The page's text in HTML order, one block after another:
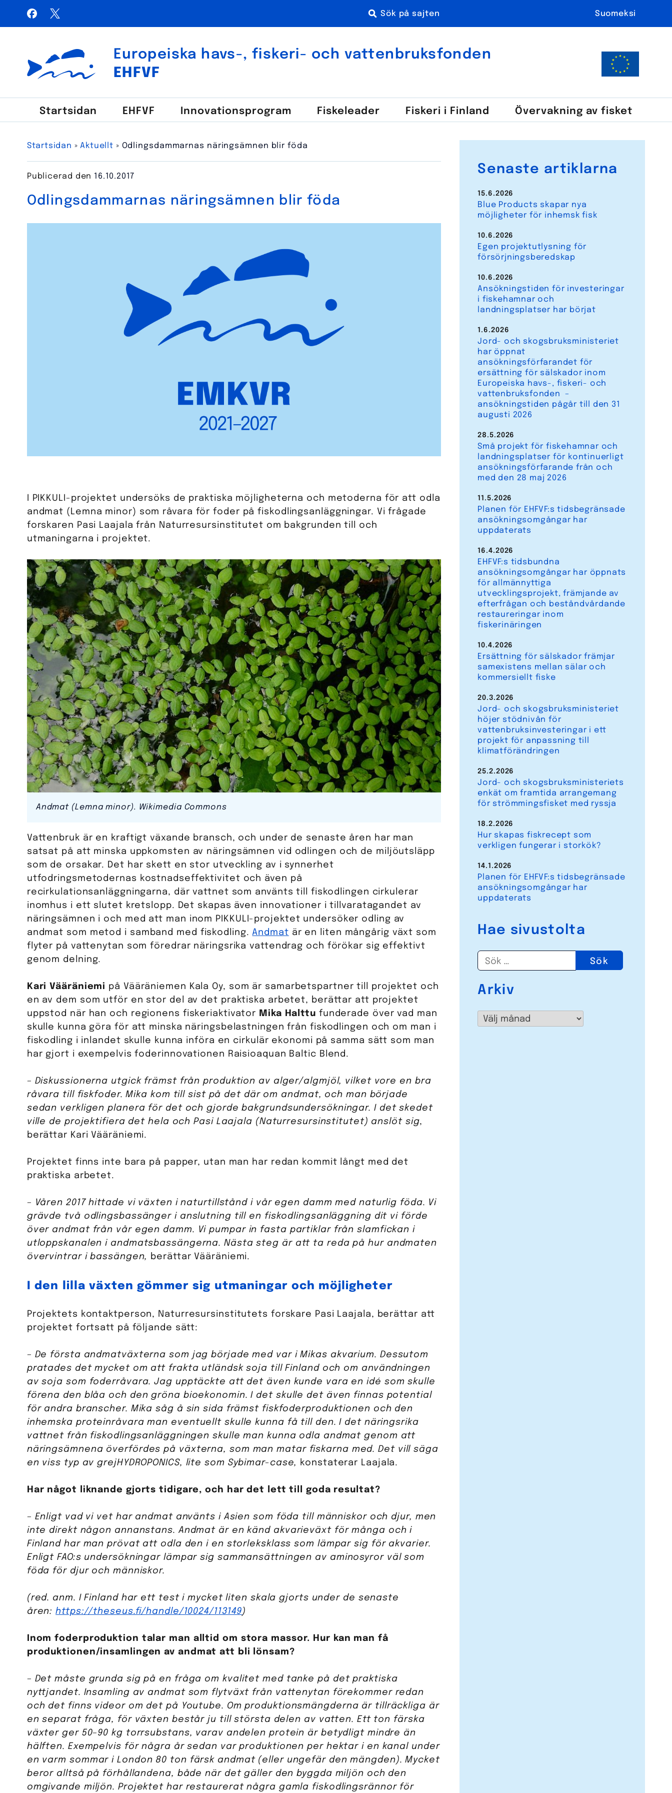
Facebook
Suomeksi
Euroopan meri-, kalatalous- ja vesiviljelyrahasto
Europeiska havs-, fiskeri- och vatten­bruks­fonden
EHFVF
Start­sidan EHFVF Innovations­program Fiske­leader Fiskeri i Finland Över­vakning av fisket
Startsidan »Aktuellt » Odlingsdammarnas näringsämnen blir föda
Odlingsdammarnas näringsämnen blir föda
Publicerad den 16.10.2017
I PIKKULI-projektet undersöks de praktiska möjligheterna och metoderna för att odla
andmat (Lemna minor) som råvara för foder på fiskodlingsanläggningar. Vi frågade
forskaren Pasi Laajala från Naturresursinstitutet om bakgrunden till och
utmaningarna i projektet.
Andmat (Lemna minor). Wikimedia Commons
Vattenbruk är en kraftigt växande bransch, och under de senaste åren har man
satsat på att minska uppkomsten av näringsämnen vid odlingen och de miljöutsläpp
som de orsakar. Det har skett en stor utveckling av i synnerhet
utfodringsmetodernas kostnadseffektivitet och även på
recirkulationsanläggningarna, där vattnet som använts till fiskodlingen cirkulerar
inomhus i ett slutet kretslopp. Det skapas även innovationer i tillvaratagandet av
näringsämnen i och med att man inom PIKKULI-projektet undersöker odling av
andmat som metod i samband med fiskodling.Andmat är en liten mångårig växt som
flyter på vattenytan som föredrar näringsrika vattendrag och förökar sig effektivt
genom delning.
Kari Vääräniemi på Vääräniemen Kala Oy, som är samarbetspartner till projektet och
en av dem som utför en stor del av det praktiska arbetet, berättar att projektet
uppstod när han och regionens fiskeriaktivator Mika Halttu funderade över vad man
skulle kunna göra för att minska näringsbelastningen från fiskodlingen och om man i
fiskodling i inlandet skulle kunna införa en cirkulär ekonomi på samma sätt som man
har gjort i exempelvis foderinnovationen Raisioaquan Baltic Blend.
– Diskussionerna utgick främst från produktion av alger/algmjöl, vilket vore en bra
råvara till fiskfoder. Mika kom till sist på det där om andmat, och man började
sedan verkligen planera för det och gjorde bakgrundsundersökningar. I det skedet
ville de projektifiera det hela och Pasi Laajala (Naturresursinstitutet) anslöt sig,
berättar Kari Vääräniemi.
Projektet finns inte bara på papper, utan man har redan kommit långt med det
praktiska arbetet.
– Våren 2017 hittade vi växten i naturtillstånd i vår egen damm med naturlig föda. Vi
grävde två odlingsbassänger i anslutning till en fiskodlingsanläggning dit vi förde
över andmat från vår egen damm. Vi pumpar in fasta partiklar från slamfickan i
utloppskanalen i andmatsbassängerna. Nästa steg är att ta reda på hur andmaten
övervintrar i bassängen, berättar Vääräniemi.
I den lilla växten gömmer sig utmaningar och möjligheter
Projektets kontaktperson, Naturresursinstitutets forskare Pasi Laajala, berättar att
projektet fortsatt på följande sätt:
– De första andmatväxterna som jag började med var i Mikas akvarium. Dessutom
pratades det mycket om att frakta utländsk soja till Finland och om användningen
av soja som foderråvara. Jag upptäckte att det även kunde vara en idé som skulle
förena den blåa och den gröna bioekonomin. I det skulle det även finnas potential
för andra branscher. Mika såg å sin sida främst fiskfoderproduktionen och den
inhemska proteinråvara man eventuellt skulle kunna få till den. I det näringsrika
vattnet från fiskodlingsanläggningen skulle man kunna odla andmat genom att
näringsämnena överfördes på växterna, som man matar fiskarna med. Det vill säga
en viss typ av grejHYDROPONICS, lite som Sybimar-case,
konstaterar Laajala.
Har något liknande gjorts tidigare, och har det lett till goda resultat?
– Enligt vad vi vet har andmat använts i Asien som föda till människor och djur, men
inte direkt någon annanstans. Andmat är en känd akvarieväxt för många och i
Finland har man prövat att odla den i en storleksklass som lämpar sig för akvarier.
Enligt FAO:s undersökningar lämpar sig sammansättningen av aminosyror väl som
föda för djur och människor.
(red. anm. I Finland har ett test i mycket liten skala gjorts under de senaste
åren:https://theseus.fi/handle/10024/113149)
Inom foderproduktion talar man alltid om stora massor. Hur kan man få
produktionen/insamlingen av andmat att bli lönsam?
– Det måste grunda sig på en fråga om kvalitet med tanke på det praktiska
nyttjandet. Insamling av andmat som flytväxt från vattenytan förekommer redan
och det finns videor om det på Youtube. Om produktionsmängderna är tillräckliga är
en separat fråga, för växten består ju till största delen av vatten. Ett ton färska
växter ger 50–90 kg torrsubstans, varav andelen protein är betydligt mindre än
hälften. Exempelvis för några år sedan var produktionen per hektar i en kanal under
en varm sommar i London 80 ton färsk andmat (eller ungefär den mängden). Mycket
beror alltså på förhållandena, både när det gäller den byggda miljön och den
omgivande miljön. Projektet har restaurerat några gamla fiskodlingsrännor för
Senaste artiklarna
Blue Products skapar nya
möjligheter för inhemsk fisk
15.6.2026
Egen projektutlysning för
försörjningsberedskap
10.6.2026
Ansökningstiden för investeringar
i fiskehamnar och
landningsplatser har börjat
10.6.2026
Jord- och skogsbruksministeriet
har öppnat
ansökningsförfarandet för
ersättning för sälskador inom
Europeiska havs-, fiskeri- och
vattenbruksfonden –
ansökningstiden pågår till den 31
augusti 2026
1.6.2026
Små projekt för fiskehamnar och
landningsplatser för kontinuerligt
ansökningsförfarande från och
med den 28 maj 2026
28.5.2026
Planen för EHFVF:s tidsbegränsade
ansökningsomgångar har
uppdaterats
11.5.2026
EHFVF:s tidsbundna
ansökningsomgångar har öppnats
för allmännyttiga
utvecklingsprojekt, främjande av
efterfrågan och beståndvårdande
restaureringar inom
fiskerinäringen
16.4.2026
Ersättning för sälskador främjar
samexistens mellan sälar och
kommersiellt fiske
10.4.2026
Jord- och skogsbruksministeriet
höjer stödnivån för
vattenbruksinvesteringar i ett
projekt för anpassning till
klimatförändringen
20.3.2026
Jord- och skogsbruksministeriets
enkät om framtida arrangemang
för strömmingsfisket med ryssja
25.2.2026
Hur skapas fiskrecept som
verkligen fungerar i storkök?
18.2.2026
Planen för EHFVF:s tidsbegränsade
ansökningsomgångar har
uppdaterats
14.1.2026
Hae sivustolta
Sök
efter:
Arkiv
Arkiv